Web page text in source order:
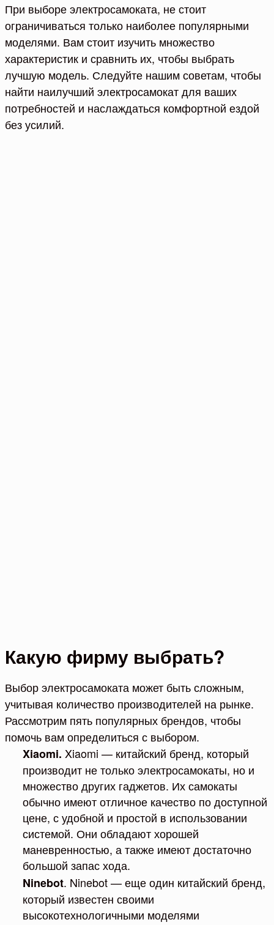
При выборе электросамоката, не стоит
ограничиваться только наиболее популярными
моделями. Вам стоит изучить множество
характеристик и сравнить их, чтобы выбрать
лучшую модель. Следуйте нашим советам, чтобы
найти наилучший электросамокат для ваших
потребностей и наслаждаться комфортной ездой
без усилий.
Какую фирму выбрать?
Выбор электросамоката может быть сложным,
учитывая количество производителей на рынке.
Рассмотрим пять популярных брендов, чтобы
помочь вам определиться с выбором.
Xiaomi. Xiaomi — китайский бренд, который
производит не только электросамокаты, но и
множество других гаджетов. Их самокаты
обычно имеют отличное качество по доступной
цене, с удобной и простой в использовании
системой. Они обладают хорошей
маневренностью, а также имеют достаточно
большой запас хода.
Ninebot. Ninebot — еще один китайский бренд,
который известен своими
высокотехнологичными моделями